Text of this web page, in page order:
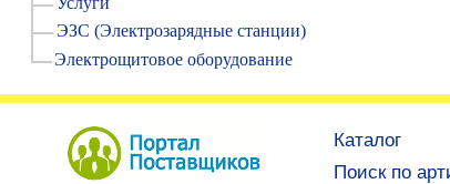
ЭЗС (Электрозарядные станции)
Электрощитовое оборудование
Каталог
Поиск по